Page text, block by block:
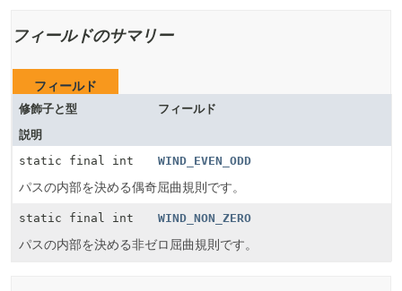
フィールドのサマリー
フィールド
修飾子と型
フィールド
説明
static final int
WIND_EVEN_ODD
パスの内部を決める偶奇屈曲規則です。
static final int WIND_NON_ZERO
パスの内部を決める非ゼロ屈曲規則です。